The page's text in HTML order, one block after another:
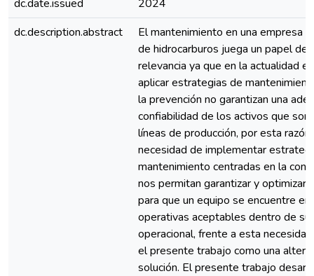
dc.date.issued
2024
dc.description.abstract
El mantenimiento en una empresa
de hidrocarburos juega un papel de
relevancia ya que en la actualidad
aplicar estrategias de
la prevención no garantizan una
confiabilidad de los activos que
líneas de producción, por esta razón
necesidad de implementar
mantenimiento centradas en la
nos permitan garantizar y optimizar
para que un equipo se encuentre en
operativas aceptables dentro de
operacional, frente a esta
el presente trabajo como una
solución. El presente trabajo